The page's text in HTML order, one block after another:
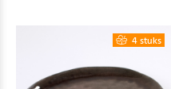
4 stuks